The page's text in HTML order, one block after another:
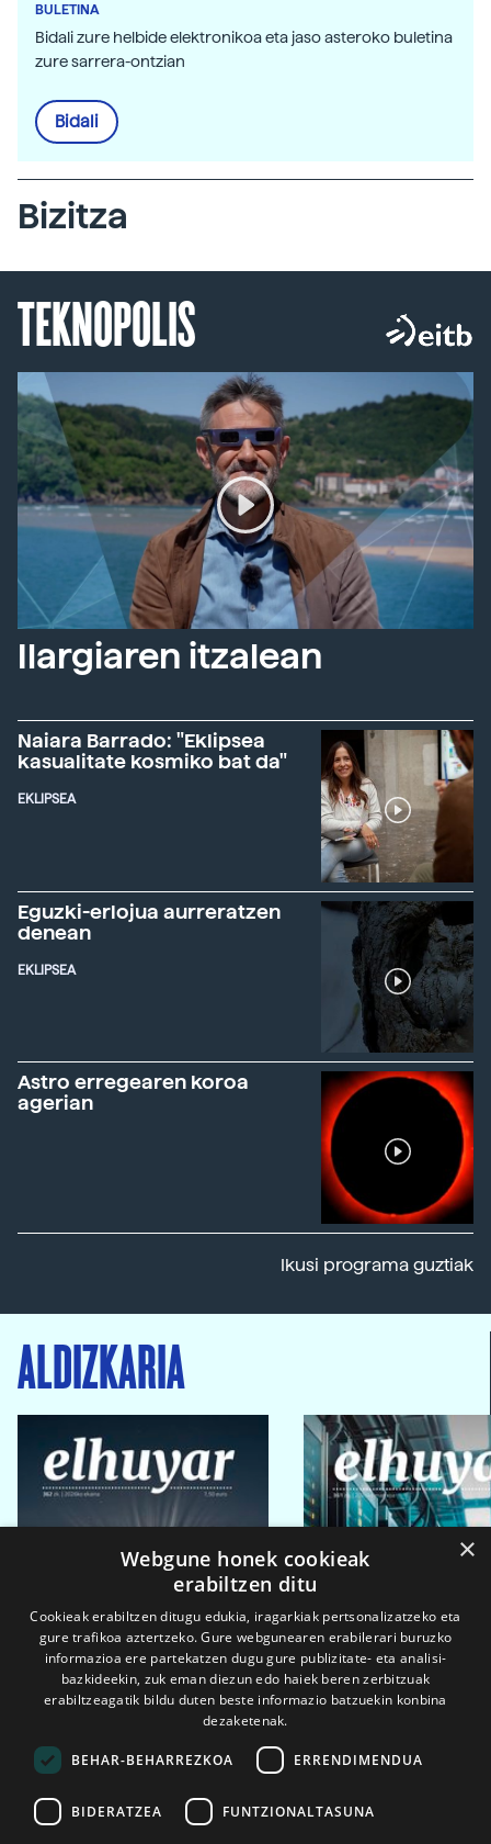
BULETINA
Bidali zure helbide elektronikoa eta jaso asteroko buletina
zure sarrera-ontzian
Bidali
Bizitza
TEKNOPOLIS
Ilargiaren itzalean
Naiara Barrado: "Eklipsea
kasualitate kosmiko bat da"
EKLIPSEA
Eguzki-erlojua aurreratzen
denean
EKLIPSEA
Astro erregearen koroa
agerian
Ikusi programa guztiak
ALDIZKARIA
2026ko eka. 1a 2026ko mar. 1a
×
Webgune honek cookieak
erabiltzen ditu
Cookieak erabiltzen ditugu edukia, iragarkiak pertsonalizatzeko eta
gure trafikoa aztertzeko. Gure webgunearen erabilerari buruzko
informazioa ere partekatzen dugu gure publizitate- eta analisi-
bazkideekin, zuk eman diezun edo haiek beren zerbitzuak
erabiltzeagatik bildu duten beste informazio batzuekin konbina
dezaketenak.
BEHAR-BEHARREZKOA ERRENDIMENDUA
BIDERATZEA FUNTZIONALTASUNA